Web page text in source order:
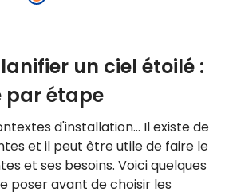
un ciel étoilé :
par étape
d'installation… Il existe de
et il peut être utile de faire le
et ses besoins. Voici quelques
poser avant de choisir les